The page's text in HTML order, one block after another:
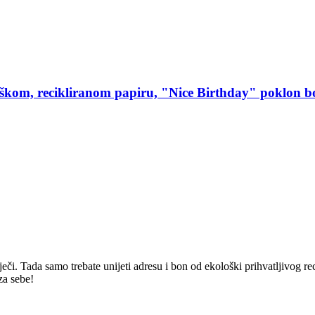
recikliranom papiru, "Nice Birthday" poklon
Tada samo trebate unijeti adresu i bon od ekološki prihvatljivog
sebe!